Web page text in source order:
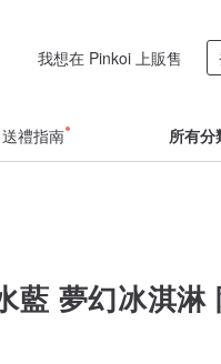
我想在 Pinkoi 上販售
送禮指南 所有分
藍 夢幻冰淇淋